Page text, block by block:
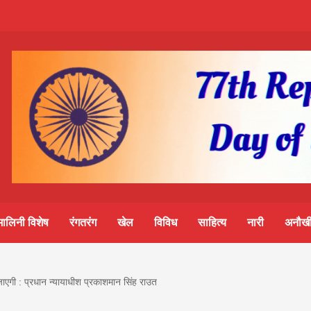
विशेष रंगतरंग खेल विविध साहित्य नारी
: प्रधान न्यायाधीश प्रकाशमान सिंह राउत